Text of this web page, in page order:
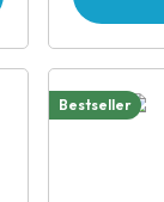
Bestseller